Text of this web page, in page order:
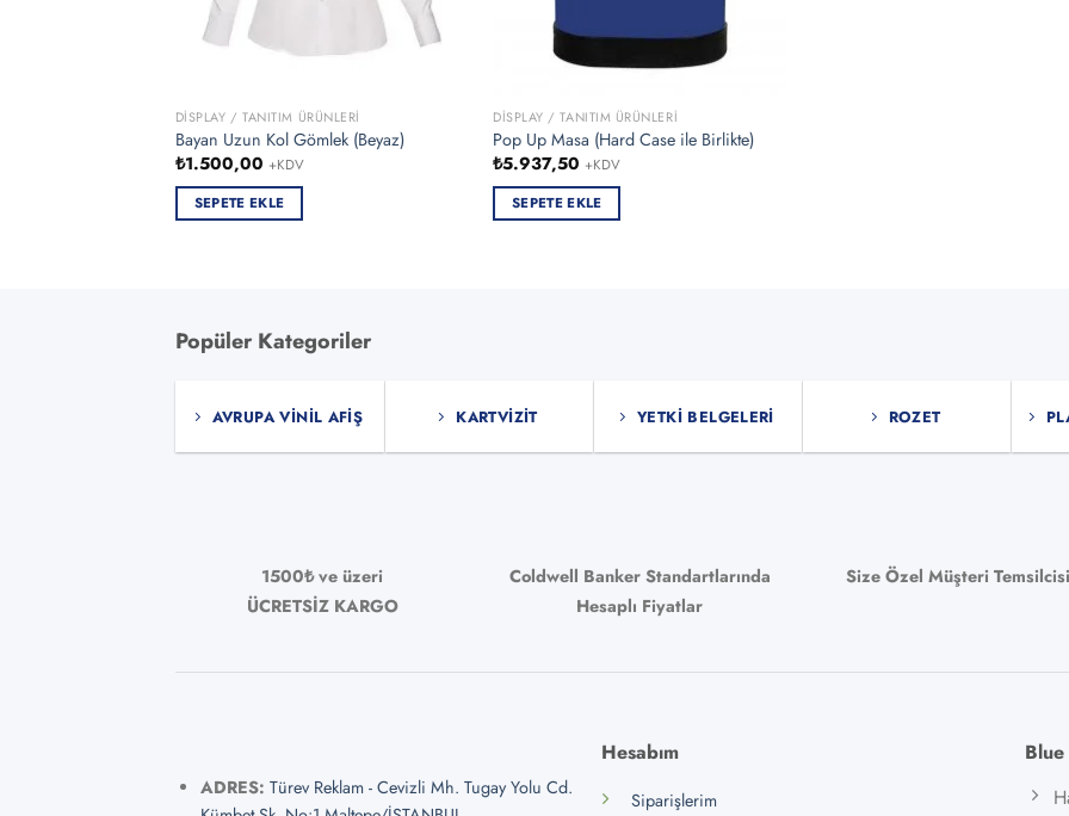
DISPLAY / TANITIM ÜRÜNLERI
Bayan Uzun Kol Gömlek (Beyaz)
₺1.500,00 +KDV
SEPETE EKLE
DISPLAY / TANITIM ÜRÜNLERI
Pop Up Masa (Hard Case ile Birlikte)
₺5.937,50 +KDV
SEPETE EKLE
Popüler Kategoriler
AVRUPA VINIL AFIŞ KARTVIZIT YETKI BELGELERI ROZET
1500₺ ve üzeri
ÜCRETSİZ KARGO
Coldwell Banker Standartlarında
Hesaplı Fiyatlar
Size Özel Müşteri Temsilcisi
ADRES: Türev Reklam - Cevizli Mh. Tugay Yolu Cd.
Hesabım
Siparişlerim